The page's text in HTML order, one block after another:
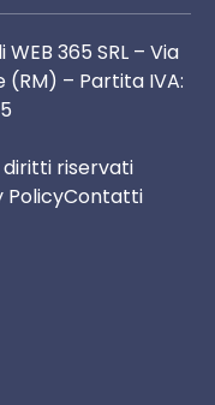
365 SRL – Via
(RM) – Partita IVA:
riservati
PolicyContatti